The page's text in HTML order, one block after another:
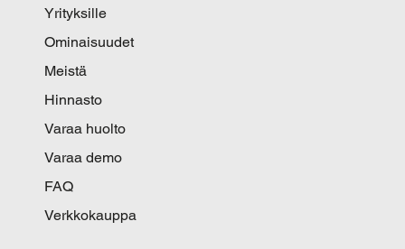
Yrityksille
Ominaisuudet
Meistä
Hinnasto
Varaa huolto
Varaa demo
FAQ
Verkkokauppa